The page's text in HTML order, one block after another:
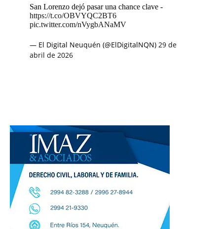
San Lorenzo dejó pasar una chance clave -
https://t.co/OBVYQC2BT6
pic.twitter.com/nVygbANaMV
— El Digital Neuquén (@ElDigitalNQN) 29 de
abril de 2026